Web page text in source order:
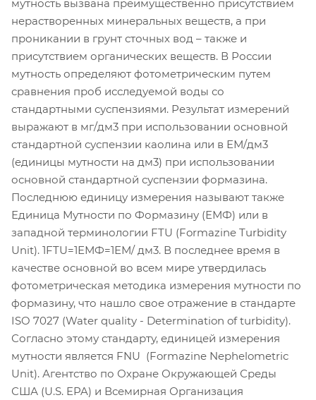
мутность вызвана преимущественно присутствием
нерастворенных минеральных веществ, а при
проникании в грунт сточных вод – также и
присутствием органических веществ. В России
мутность определяют фотометрическим путем
сравнения проб исследуемой воды со
стандартными суспензиями. Результат измерений
выражают в мг/дм3 при использовании основной
стандартной суспензии каолина или в ЕМ/дм3
(единицы мутности на дм3) при использовании
основной стандартной суспензии формазина.
Последнюю единицу измерения называют также
Единица Мутности по Формазину (ЕМФ) или в
западной терминологии FTU (Formazine Turbidity
Unit). 1FTU=1ЕМФ=1ЕМ/ дм3. В последнее время в
качестве основной во всем мире утвердилась
фотометрическая методика измерения мутности по
формазину, что нашло свое отражение в стандарте
ISO 7027 (Water quality - Determination of turbidity).
Согласно этому стандарту, единицей измерения
мутности является FNU (Formazine Nephelometric
Unit). Агентство по Охране Окружающей Среды
США (U.S. EPA) и Всемирная Организация